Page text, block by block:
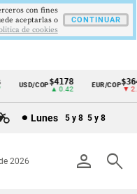
USD/COP$4178
▲ 0.42
EUR/COP$3647
▼ 2.00
Lunes 5 y 8 5 y 8
person search
2026
con fines
aceptarlas o
de cookies
CONTINUAR